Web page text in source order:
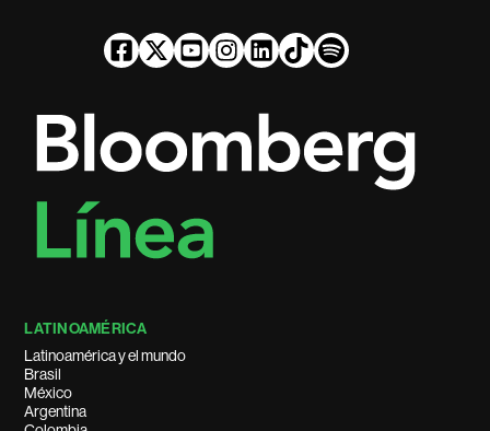
LATINOAMÉRICA
Latinoamérica y el mundo
Brasil
México
Argentina